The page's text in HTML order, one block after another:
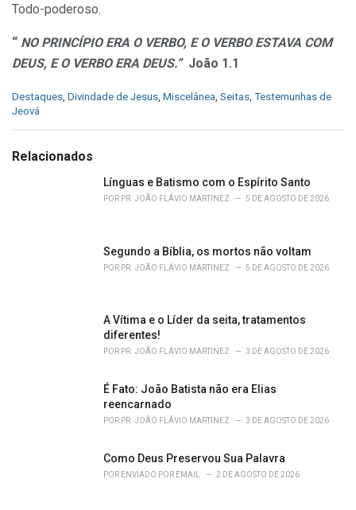
Todo-poderoso.
“ NO PRINCÍPIO ERA O VERBO, E O VERBO ESTAVA COM
DEUS, E O VERBO ERA DEUS.”João 1.1
C
a
g
Destaques Divindade de Jesus Miscelânea Seitas Testemunhas de
Jeová
Relacionados
Línguas e Batismo com o Espírito Santo
POR PR. JOÃO FLÁVIO MARTINEZ 5 DE AGOSTO DE 2026
Segundo a Bíblia, os mortos não voltam
POR PR. JOÃO FLÁVIO MARTINEZ 5 DE AGOSTO DE 2026
A Vítima e o Líder da seita, tratamentos
diferentes!
POR PR. JOÃO FLÁVIO MARTINEZ 3 DE AGOSTO DE 2026
É Fato: João Batista não era Elias
reencarnado
POR PR. JOÃO FLÁVIO MARTINEZ 3 DE AGOSTO DE 2026
Como Deus Preservou Sua Palavra
POR ENVIADO POR EMAIL 2 DE AGOSTO DE 2026